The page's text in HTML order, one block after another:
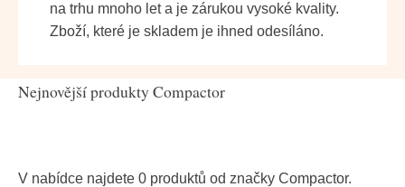
na trhu mnoho let a je zárukou vysoké kvality.
Zboží, které je skladem je ihned odesíláno.
Nejnovější produkty Compactor
V nabídce najdete 0 produktů od značky Compactor.